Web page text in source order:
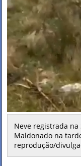
Neve registrada
Maldonado na
reprodução/